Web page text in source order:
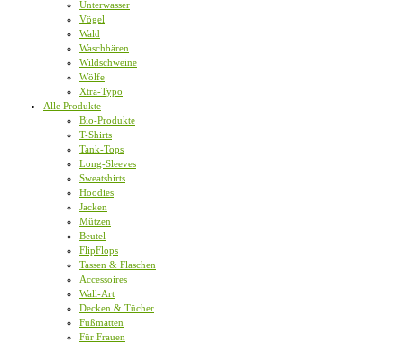
Unterwasser
Vögel
Wald
Waschbären
Wildschweine
Wölfe
Xtra-Typo
Alle Produkte
Bio-Produkte
T-Shirts
Tank-Tops
Long-Sleeves
Sweatshirts
Hoodies
Jacken
Mützen
Beutel
FlipFlops
Tassen & Flaschen
Accessoires
Wall-Art
Decken & Tücher
Fußmatten
Für Frauen